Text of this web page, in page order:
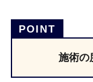
施術の